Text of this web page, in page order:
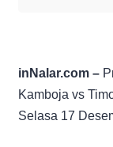
inNalar.com –
Kamboja vs
Selasa 17